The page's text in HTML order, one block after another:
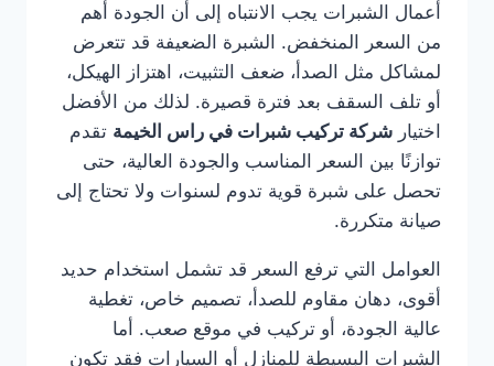
أعمال الشبرات يجب الانتباه إلى أن الجودة أهم
من السعر المنخفض. الشبرة الضعيفة قد تتعرض
لمشاكل مثل الصدأ، ضعف التثبيت، اهتزاز الهيكل،
أو تلف السقف بعد فترة قصيرة. لذلك من الأفضل
اختيار شركة تركيب شبرات في راس الخيمة تقدم
توازنًا بين السعر المناسب والجودة العالية، حتى
تحصل على شبرة قوية تدوم لسنوات ولا تحتاج إلى
صيانة متكررة.
العوامل التي ترفع السعر قد تشمل استخدام حديد
أقوى، دهان مقاوم للصدأ، تصميم خاص، تغطية
عالية الجودة، أو تركيب في موقع صعب. أما
الشبرات البسيطة للمنازل أو السيارات فقد تكون